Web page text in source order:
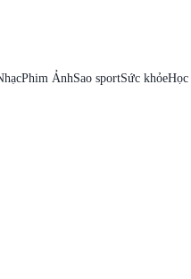
Phim ẢnhSao sportSức khỏeHọc